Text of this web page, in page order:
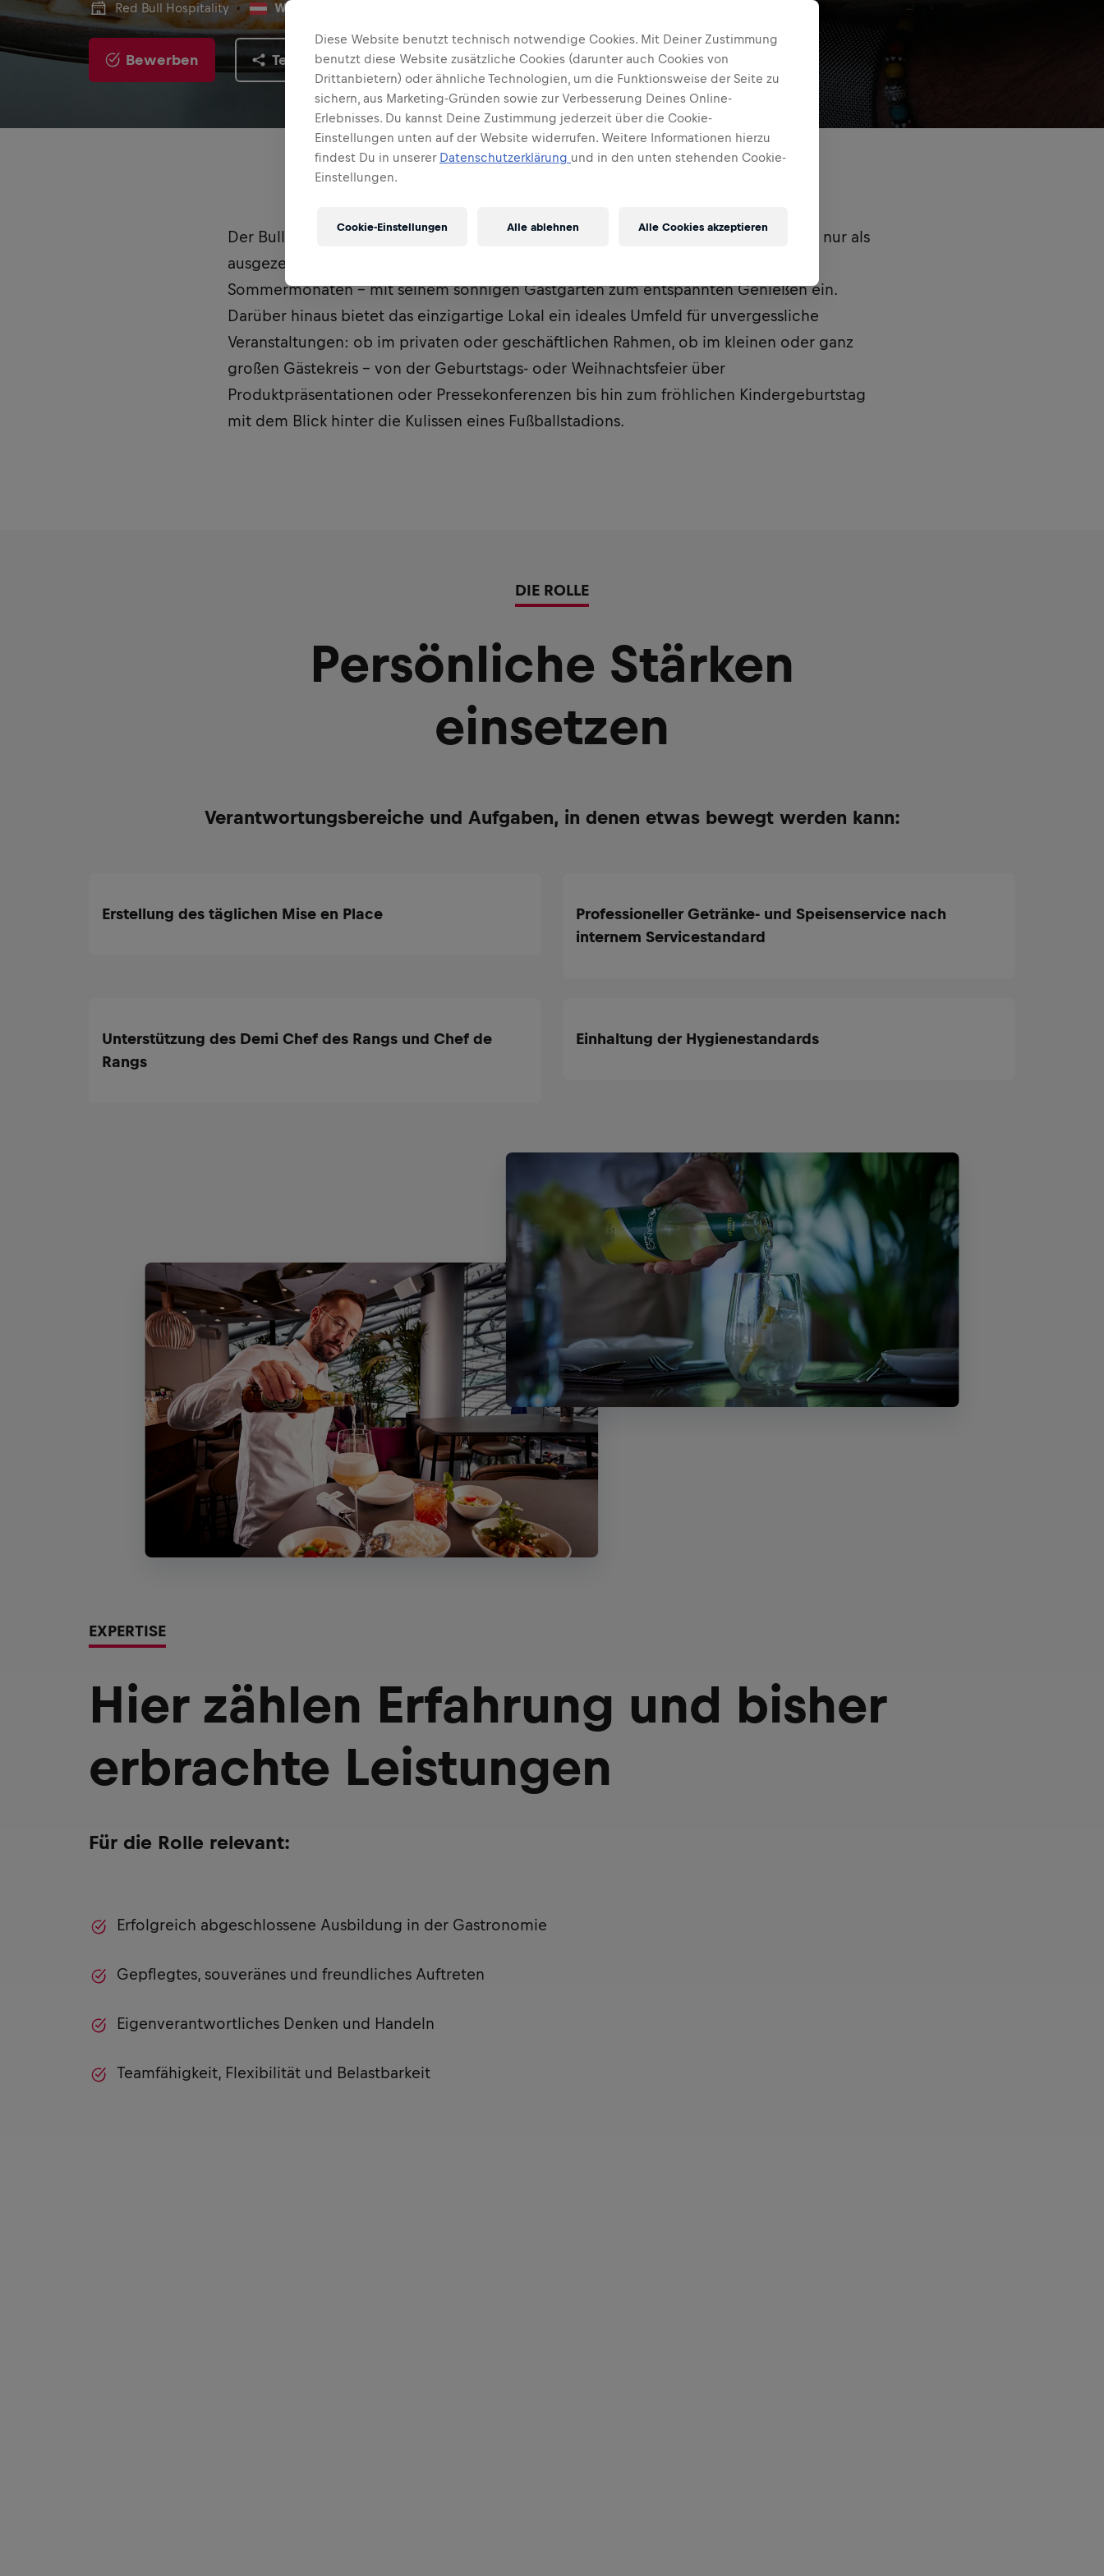
Red Bull Hospitality Wals, Österreich
Bewerben Teilen
Der Bulls‘ Corner mit dem Eingang auf der Westseite der Red Bull Arena lädt nicht nur als
ausgezeichnetes Restaurant, sondern auch als coole Sportbar und – in den
Sommermonaten – mit seinem sonnigen Gastgarten zum entspannten Genießen ein.
Darüber hinaus bietet das einzigartige Lokal ein ideales Umfeld für unvergessliche
Veranstaltungen: ob im privaten oder geschäftlichen Rahmen, ob im kleinen oder ganz
großen Gästekreis – von der Geburtstags- oder Weihnachtsfeier über
Produktpräsentationen oder Pressekonferenzen bis hin zum fröhlichen Kindergeburtstag
mit dem Blick hinter die Kulissen eines Fußballstadions.
DIE ROLLE
Persönliche Stärken
einsetzen
Verantwortungsbereiche und Aufgaben, in denen etwas bewegt werden kann:
Erstellung des täglichen Mise en Place
Professioneller Getränke- und Speisenservice nach
internem Servicestandard
Unterstützung des Demi Chef des Rangs und Chef de
Rangs
Einhaltung der Hygienestandards
EXPERTISE
Hier zählen Erfahrung und bisher
erbrachte Leistungen
Für die Rolle relevant:
Erfolgreich abgeschlossene Ausbildung in der Gastronomie
Gepflegtes, souveränes und freundliches Auftreten
Eigenverantwortliches Denken und Handeln
Teamfähigkeit, Flexibilität und Belastbarkeit
Diese Website benutzt technisch notwendige Cookies. Mit Deiner Zustimmung
benutzt diese Website zusätzliche Cookies (darunter auch Cookies von
Drittanbietern) oder ähnliche Technologien, um die Funktionsweise der Seite zu
sichern, aus Marketing-Gründen sowie zur Verbesserung Deines Online-
Erlebnisses. Du kannst Deine Zustimmung jederzeit über die Cookie-
Einstellungen unten auf der Website widerrufen. Weitere Informationen hierzu
findest Du in unserer Datenschutzerklärung und in den unten stehenden Cookie-
Einstellungen.
Alle ablehnen Alle Cookies akzeptieren
Cookie-Einstellungen